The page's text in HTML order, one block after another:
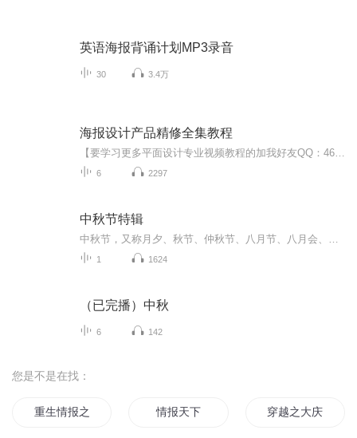
英语海报背诵计划MP3录音
30 3.4万
海报设计产品精修全集教程
6 2297
中秋节特辑
1 1624
（已完播）中秋
6 142
您是不是在找：
重生情报之王 情报天下 穿越之大庆帝国